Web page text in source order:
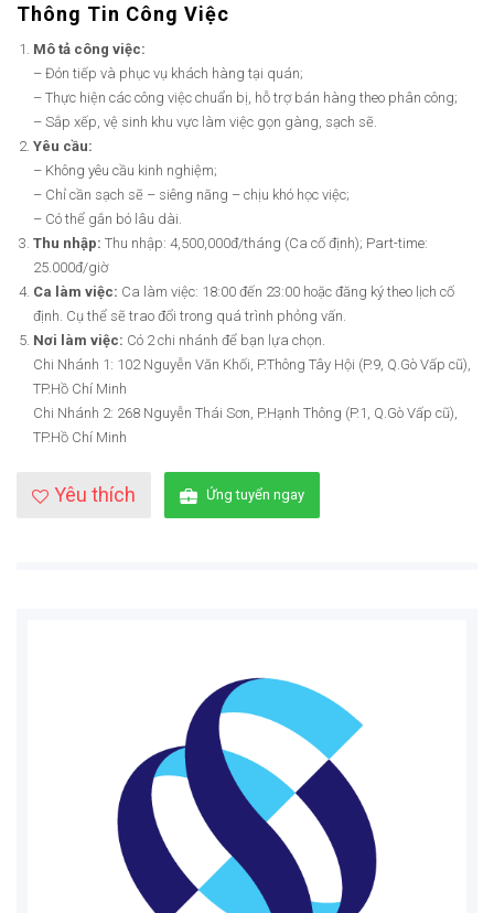
Thông Tin Công Việc
Mô tả công việc:
– Đón tiếp và phục vụ khách hàng tại quán;
– Thực hiện các công việc chuẩn bị, hỗ trợ bán hàng theo phân công;
– Sắp xếp, vệ sinh khu vực làm việc gọn gàng, sạch sẽ.
Yêu cầu:
– Không yêu cầu kinh nghiệm;
– Chỉ cần sạch sẽ – siêng năng – chịu khó học việc;
– Có thể gắn bó lâu dài.
Thu nhập: Thu nhập: 4,500,000đ/tháng (Ca cố định); Part-time:
25.000đ/giờ
Ca làm việc: Ca làm việc: 18:00 đến 23:00 hoặc đăng ký theo lịch cố
định. Cụ thể sẽ trao đổi trong quá trình phỏng vấn.
Nơi làm việc: Có 2 chi nhánh để bạn lựa chọn.
Chi Nhánh 1: 102 Nguyễn Văn Khối, P.Thông Tây Hội (P.9, Q.Gò Vấp cũ),
TP.Hồ Chí Minh
Chi Nhánh 2: 268 Nguyễn Thái Sơn, P.Hạnh Thông (P.1, Q.Gò Vấp cũ),
TP.Hồ Chí Minh
Yêu thích Ứng tuyển ngay